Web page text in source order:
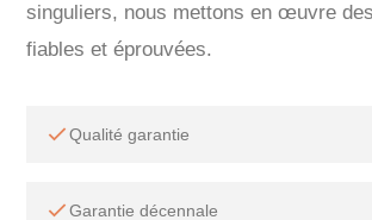
singuliers, nous mettons en œuvre
fiables et éprouvées.
Qualité garantie
Garantie décennale